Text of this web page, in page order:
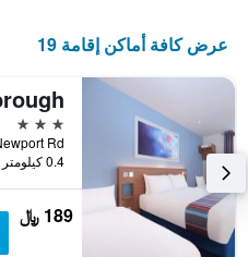
عرض كافة أماكن إقامة 19
3 نجوم
0.4 كيلومتر عن وسط المدينة
189 ﷼